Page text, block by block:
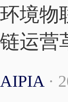
环境物
链运营
AIPIA ·